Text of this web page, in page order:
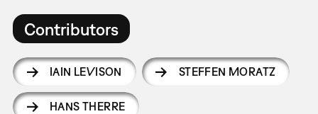
Contributors
IAIN LEVISON STEFFEN MORATZ
HANS THERRE